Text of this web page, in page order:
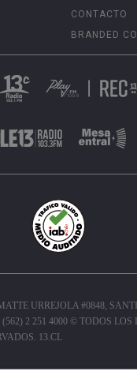
CONTACTO
BRANDED
URREJOLA #0848,
(562) 2 251 4000 © TODOS LOS
13.CL